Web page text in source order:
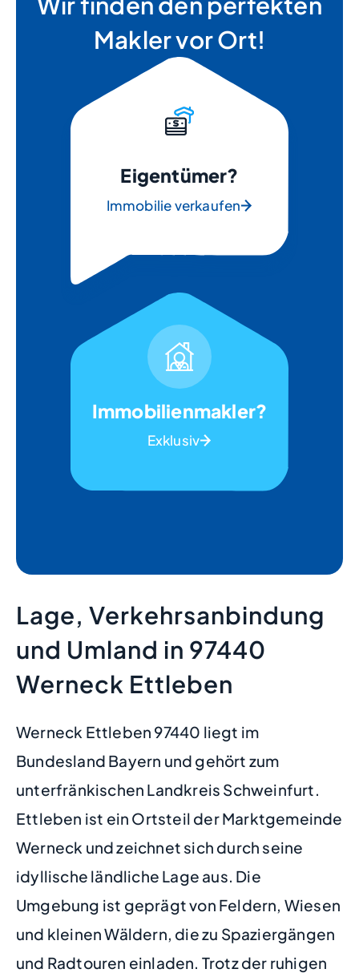
Makler vor Ort!
Eigentümer?
Immobilie verkaufen
Immobilienmakler?
Exklusiv
Lage, Verkehrsanbindung
und Umland in 97440
Werneck Ettleben
Werneck Ettleben 97440 liegt im
Bundesland Bayern und gehört zum
unterfränkischen Landkreis Schweinfurt.
Ettleben ist ein Ortsteil der Marktgemeinde
Werneck und zeichnet sich durch seine
idyllische ländliche Lage aus. Die
Umgebung ist geprägt von Feldern, Wiesen
und kleinen Wäldern, die zu Spaziergängen
und Radtouren einladen. Trotz der ruhigen